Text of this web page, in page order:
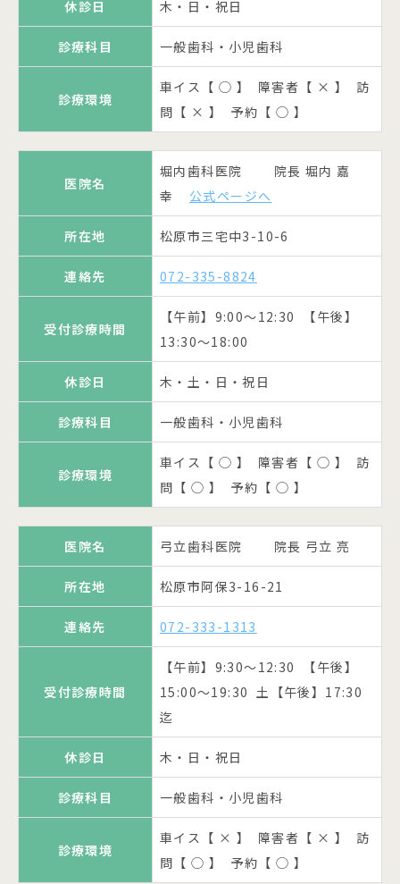
休診日 木・日・祝日
診療科目 一般歯科・小児歯科
診療環境
車イス【 ◯ 】 障害者【 × 】 訪
問【 × 】 予約【 ◯ 】
医院名
堀内歯科医院 院長 堀内 嘉
幸 公式ページへ
所在地 松原市三宅中3-10-6
連絡先 072-335-8824
受付診療時間
【午前】9:00～12:30 【午後】
13:30～18:00
休診日 木・土・日・祝日
診療科目 一般歯科・小児歯科
診療環境
車イス【 ◯ 】 障害者【 ◯ 】 訪
問【 ◯ 】 予約【 ◯ 】
医院名 弓立歯科医院 院長 弓立 亮
所在地 松原市阿保3-16-21
連絡先 072-333-1313
受付診療時間
【午前】9:30～12:30 【午後】
15:00～19:30 土【午後】17:30
迄
休診日 木・日・祝日
診療科目 一般歯科・小児歯科
診療環境
車イス【 × 】 障害者【 × 】 訪
問【 ◯ 】 予約【 ◯ 】
受付診療時間
【午前】9:30～12:30 【午後】
14:30～19:30 土【午前】9:30～
12:30
休診日 水・土午後・日・祝日
車イス【 × 】 障害者【 ◯ 】 訪
問【 ◯ 】 予約【 ◯ 】
タニ歯科医院 院長 谷泰 一
郎 公式ページへ
所在地
松原市上田3-1-13サンライズビル
3F
連絡先 072-330-8041
受付診療時間
【午前】10:00～12:30 【午後】
15:00～20:00 土【午後】17:00
迄
診療科目
一般歯科・小児歯科・矯正歯科・
口腔外科
診療環境
車イス【 ◯ 】 障害者【 ◯ 】 訪
問【 ◯ 】 予約【 ◯ 】
寺下歯科 院長 寺下 邦彦 公
式ページへ
所在地 松原市岡7-191-2
連絡先 072-334-0811
受付診療時間
【午前】9:30～12:30 【午後】
14:30～19:00 火・金夜診あり
受付診療時間
【午前】9:00～12:00 【午後】
15:00～19:00 土午前のみ
休診日 木・土午後・日・祝日
車イス【 ◯ 】 障害者【 × 】 訪
問【 ◯ 】 予約【 ○ 】
診療環境
車イス【 ◯ 】 障害者【 × 】 訪
問【 × 】 予約【 ◯ 】
芝野歯科医院 院長 芝野 雅
一公式ページへ
所在地 松原市天美南5-18-7
連絡先 072-333-9792
受付診療時間
【午前】9:00～13:00 【午後】
15:00～20:00
休診日 土・日・祝日
診療科目 一般歯科・小児歯科
診療環境
車イス【 ◯ 】 障害者【 ◯ 】 訪
問【 ◯ 】 予約【 ◯ 】
たなか歯科クリニック 院長 田
中 麻紀公式ページへ
所在地 松原市天美南2-197-5
連絡先 072-333-8241
【午前】9:00～13:00 【午後】
15:00～19:00
木の午後△（祝日のある週のみ診
療）・土・日・祝日
診療科目 一般歯科・小児歯科
車イス【 ◯ 】 障害者【 × 】 訪
問【 ◯ 】 予約【 ◯ 】